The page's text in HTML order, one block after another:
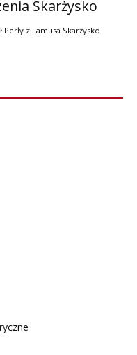
Skarżysko
Perły z Lamusa Skarżysko